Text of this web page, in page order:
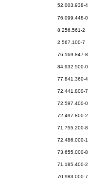
52.003.938-4
76.099.448-0
8.256.561-2
2.567.100-7
76.169.847-8
84.932.500-0
77.841.360-4
72.441.800-7
72.597.400-0
72.497.800-2
71.755.200-8
72.486.000-1
73.655.000-8
71.185.400-2
70.983.000-7